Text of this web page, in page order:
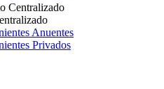
Centralizado
Anuentes
Privados